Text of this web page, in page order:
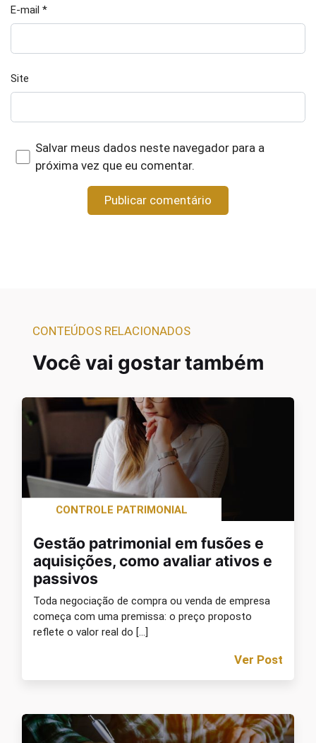
E-mail *
Site
Salvar meus dados neste navegador para a
próxima vez que eu comentar.
CONTEÚDOS RELACIONADOS
Você vai gostar também
CONTROLE PATRIMONIAL
Gestão patrimonial em fusões e
aquisições, como avaliar ativos e
passivos
Toda negociação de compra ou venda de empresa
começa com uma premissa: o preço proposto
reflete o valor real do […]
Ver Post